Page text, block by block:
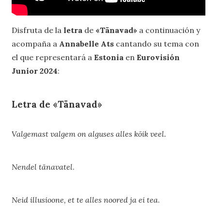
Disfruta de la letra de «Tänavad» a continuación y
acompaña a Annabelle Ats cantando su tema con
el que representará a Estonia en Eurovisión
Junior 2024:
Letra de «Tänavad»
Valgemast valgem on alguses alles kõik veel.
Nendel tänavatel.
Neid illusioone, et te alles noored ja ei tea.